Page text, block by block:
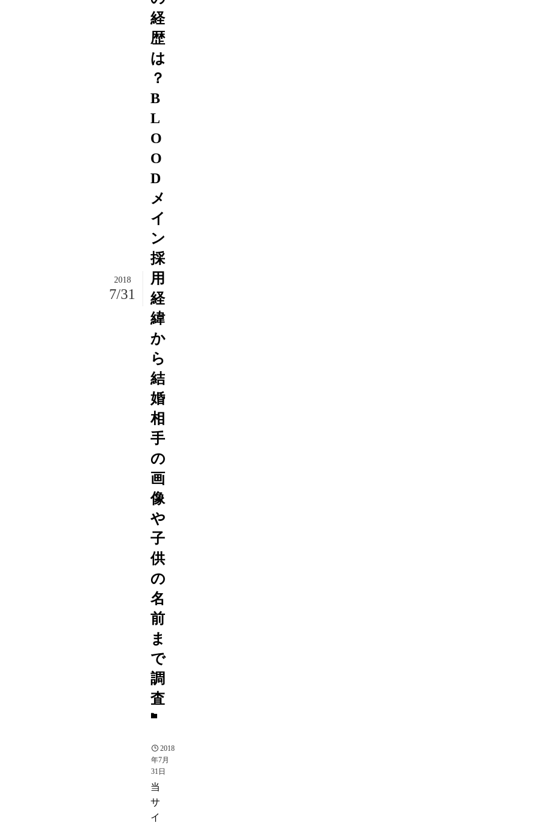
経
歴
は
？
B
L
O
O
D
メ
イ
ン
採
用
経
緯
か
ら
結
婚
相
手
の
画
像
や
子
供
の
名
前
ま
で
調
査
2018
7/31
2018
年7月
31日
当
サ
イ